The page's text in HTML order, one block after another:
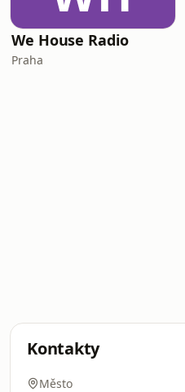
We House Radio
Praha
Kontakty
Město